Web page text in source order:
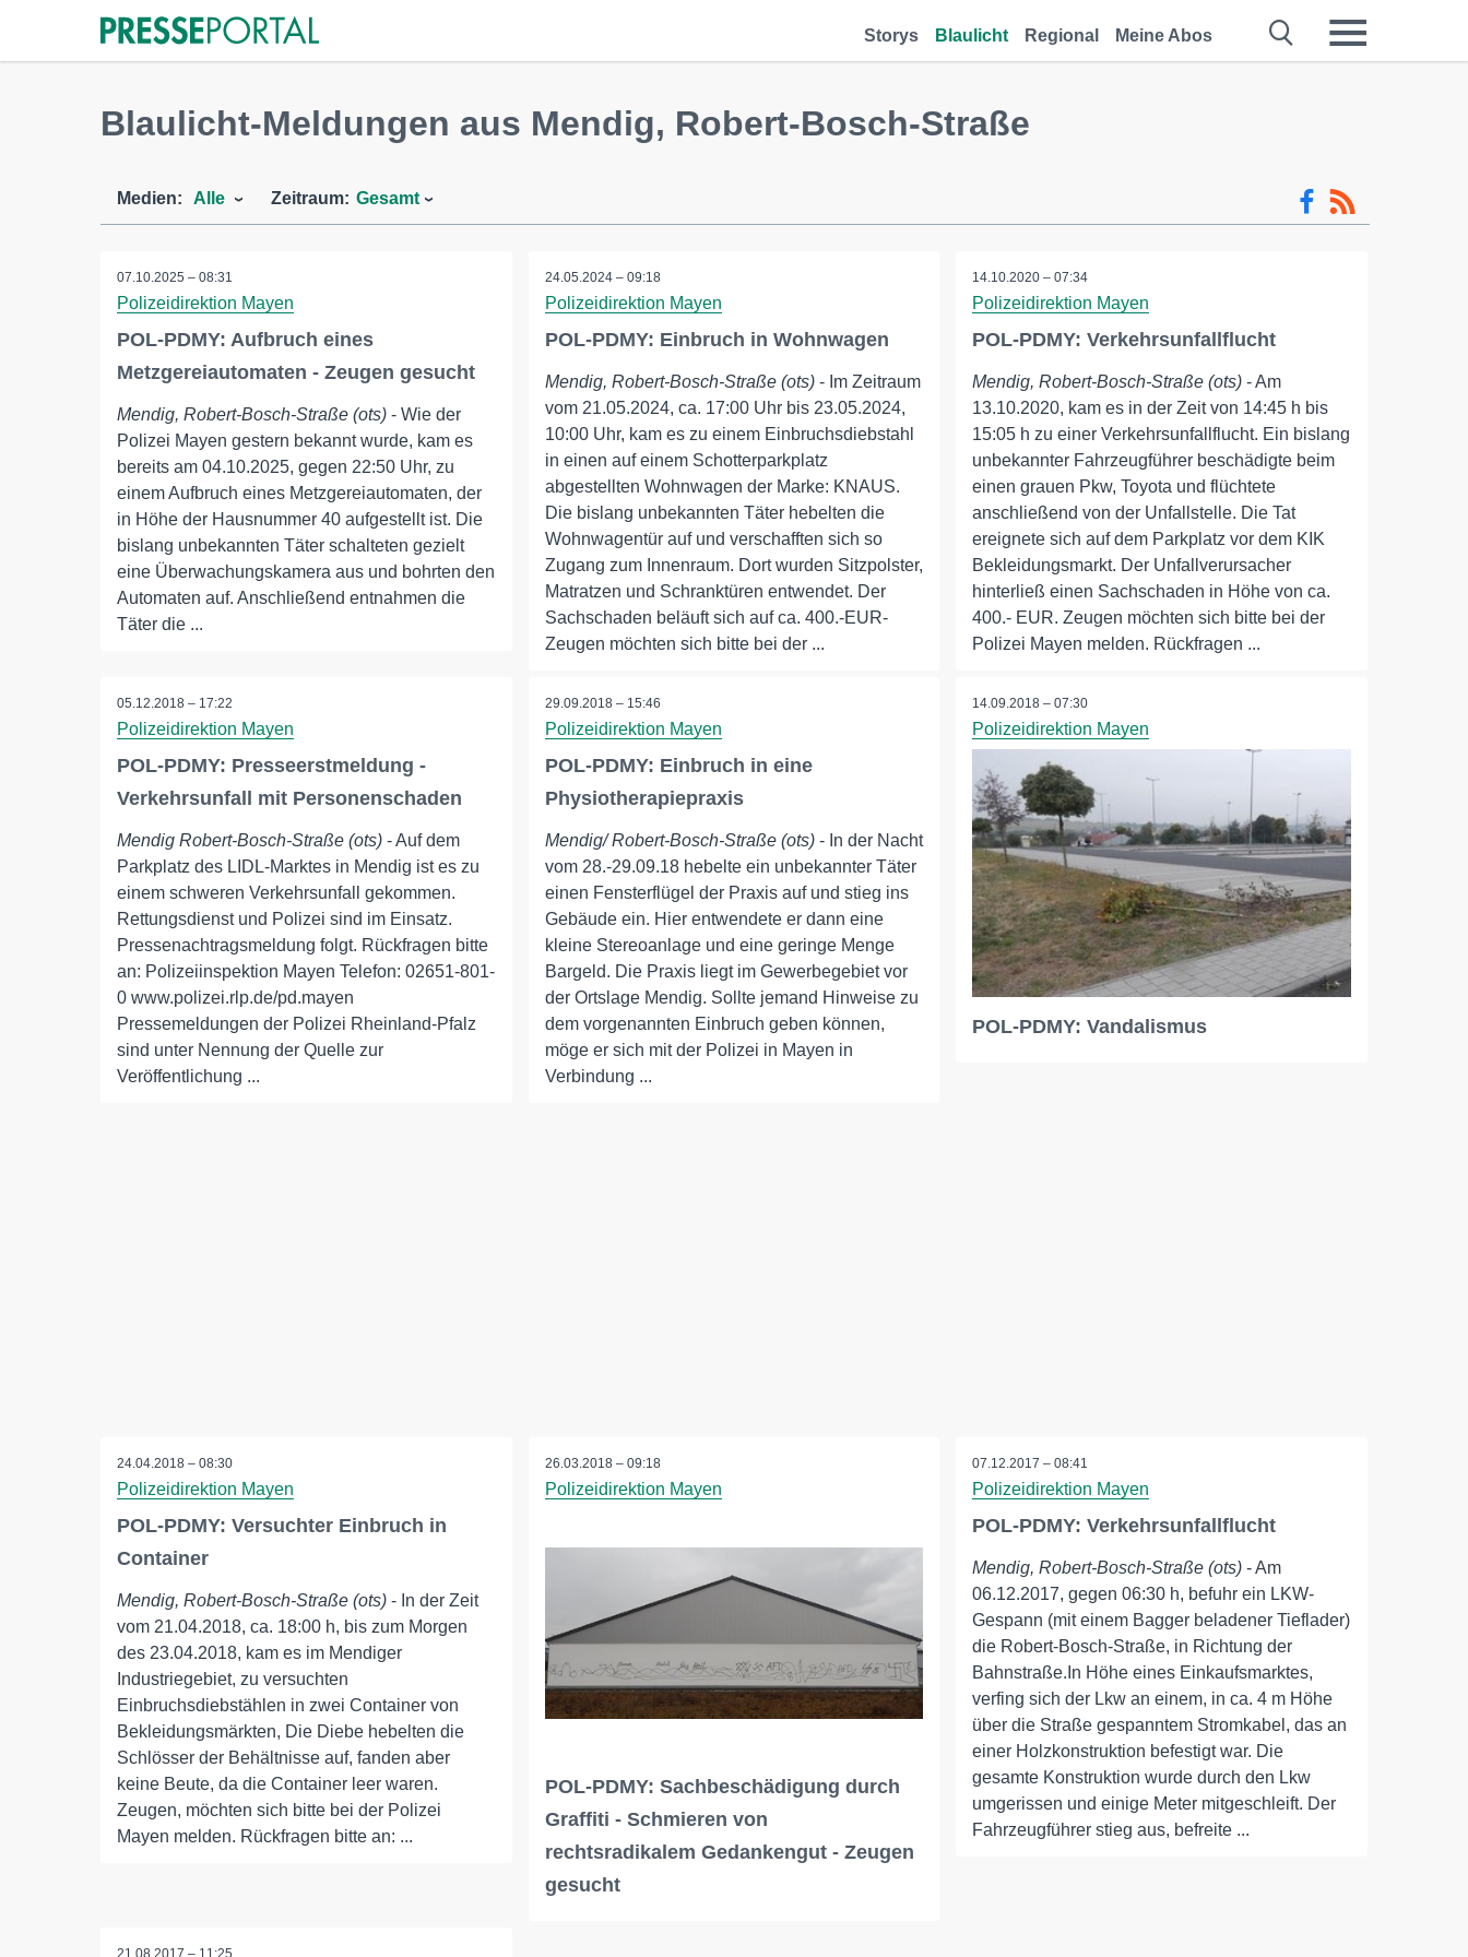
Storys Blaulicht Regional Meine Abos
Blaulicht-Meldungen aus Mendig, Robert-Bosch-Straße
Medien: Alle Zeitraum: Gesamt
07.10.2025 – 08:31
Polizeidirektion Mayen
POL-PDMY: Aufbruch eines
Metzgereiautomaten - Zeugen gesucht
Mendig, Robert-Bosch-Straße (ots) - Wie der
Polizei Mayen gestern bekannt wurde, kam es
bereits am 04.10.2025, gegen 22:50 Uhr, zu
einem Aufbruch eines Metzgereiautomaten, der
in Höhe der Hausnummer 40 aufgestellt ist. Die
bislang unbekannten Täter schalteten gezielt
eine Überwachungskamera aus und bohrten den
Automaten auf. Anschließend entnahmen die
Täter die ...
24.05.2024 – 09:18
Polizeidirektion Mayen
POL-PDMY: Einbruch in Wohnwagen
Mendig, Robert-Bosch-Straße (ots)- Im Zeitraum
vom 21.05.2024, ca. 17:00 Uhr bis 23.05.2024,
10:00 Uhr, kam es zu einem Einbruchsdiebstahl
in einen auf einem Schotterparkplatz
abgestellten Wohnwagen der Marke: KNAUS.
Die bislang unbekannten Täter hebelten die
Wohnwagentür auf und verschafften sich so
Zugang zum Innenraum. Dort wurden Sitzpolster,
Matratzen und Schranktüren entwendet. Der
Sachschaden beläuft sich auf ca. 400.-EUR-
Zeugen möchten sich bitte bei der ...
14.10.2020 – 07:34
Polizeidirektion Mayen
POL-PDMY: Verkehrsunfallflucht
Mendig, Robert-Bosch-Straße (ots) - Am
13.10.2020, kam es in der Zeit von 14:45 h bis
15:05 h zu einer Verkehrsunfallflucht. Ein bislang
unbekannter Fahrzeugführer beschädigte beim
einen grauen Pkw, Toyota und flüchtete
anschließend von der Unfallstelle. Die Tat
ereignete sich auf dem Parkplatz vor dem KIK
Bekleidungsmarkt. Der Unfallverursacher
hinterließ einen Sachschaden in Höhe von ca.
400.- EUR. Zeugen möchten sich bitte bei der
Polizei Mayen melden. Rückfragen ...
05.12.2018 – 17:22
Polizeidirektion Mayen
POL-PDMY: Presseerstmeldung -
Verkehrsunfall mit Personenschaden
Mendig Robert-Bosch-Straße (ots) - Auf dem
Parkplatz des LIDL-Marktes in Mendig ist es zu
einem schweren Verkehrsunfall gekommen.
Rettungsdienst und Polizei sind im Einsatz.
Pressenachtragsmeldung folgt. Rückfragen bitte
an: Polizeiinspektion Mayen Telefon: 02651-801-
0 www.polizei.rlp.de/pd.mayen
Pressemeldungen der Polizei Rheinland-Pfalz
sind unter Nennung der Quelle zur
Veröffentlichung ...
29.09.2018 – 15:46
Polizeidirektion Mayen
POL-PDMY: Einbruch in eine
Physiotherapiepraxis
Mendig/ Robert-Bosch-Straße (ots)- In der Nacht
vom 28.-29.09.18 hebelte ein unbekannter Täter
einen Fensterflügel der Praxis auf und stieg ins
Gebäude ein. Hier entwendete er dann eine
kleine Stereoanlage und eine geringe Menge
Bargeld. Die Praxis liegt im Gewerbegebiet vor
der Ortslage Mendig. Sollte jemand Hinweise zu
dem vorgenannten Einbruch geben können,
möge er sich mit der Polizei in Mayen in
Verbindung ...
14.09.2018 – 07:30
Polizeidirektion Mayen
POL-PDMY: Vandalismus
24.04.2018 – 08:30
Polizeidirektion Mayen
POL-PDMY: Versuchter Einbruch in
Container
Mendig, Robert-Bosch-Straße (ots) - In der Zeit
vom 21.04.2018, ca. 18:00 h, bis zum Morgen
des 23.04.2018, kam es im Mendiger
Industriegebiet, zu versuchten
Einbruchsdiebstählen in zwei Container von
Bekleidungsmärkten, Die Diebe hebelten die
Schlösser der Behältnisse auf, fanden aber
keine Beute, da die Container leer waren.
Zeugen, möchten sich bitte bei der Polizei
Mayen melden. Rückfragen bitte an: ...
26.03.2018 – 09:18
Polizeidirektion Mayen
POL-PDMY: Sachbeschädigung durch
Graffiti - Schmieren von
rechtsradikalem Gedankengut - Zeugen
gesucht
07.12.2017 – 08:41
Polizeidirektion Mayen
POL-PDMY: Verkehrsunfallflucht
Mendig, Robert-Bosch-Straße (ots) - Am
06.12.2017, gegen 06:30 h, befuhr ein LKW-
Gespann (mit einem Bagger beladener Tieflader)
die Robert-Bosch-Straße, in Richtung der
Bahnstraße.In Höhe eines Einkaufsmarktes,
verfing sich der Lkw an einem, in ca. 4 m Höhe
über die Straße gespanntem Stromkabel, das an
einer Holzkonstruktion befestigt war. Die
gesamte Konstruktion wurde durch den Lkw
umgerissen und einige Meter mitgeschleift. Der
Fahrzeugführer stieg aus, befreite ...
21.08.2017 – 11:25